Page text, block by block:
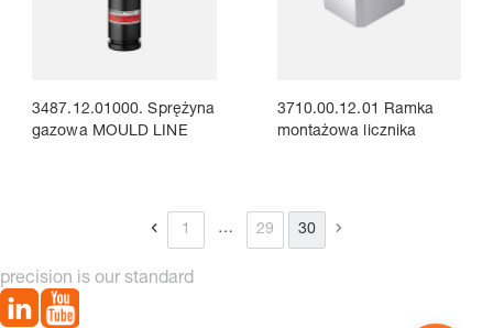
3487.12.01000. Sprężyna
gazowa MOULD LINE
3710.00.12.01 Ramka
montażowa licznika
1 … 29 30
precision is our standard